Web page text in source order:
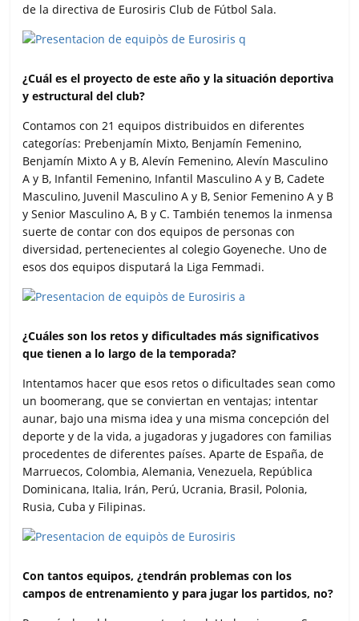
de la directiva de Eurosiris Club de Fútbol Sala.
¿Cuál es el proyecto de este año y la situación deportiva
y estructural del club?
Contamos con 21 equipos distribuidos en diferentes
categorías: Prebenjamín Mixto, Benjamín Femenino,
Benjamín Mixto A y B, Alevín Femenino, Alevín Masculino
A y B, Infantil Femenino, Infantil Masculino A y B, Cadete
Masculino, Juvenil Masculino A y B, Senior Femenino A y B
y Senior Masculino A, B y C. También tenemos la inmensa
suerte de contar con dos equipos de personas con
diversidad, pertenecientes al colegio Goyeneche. Uno de
esos dos equipos disputará la Liga Femmadi.
¿Cuáles son los retos y dificultades más significativos
que tienen a lo largo de la temporada?
Intentamos hacer que esos retos o dificultades sean como
un boomerang, que se conviertan en ventajas; intentar
aunar, bajo una misma idea y una misma concepción del
deporte y de la vida, a jugadoras y jugadores con familias
procedentes de diferentes países. Aparte de España, de
Marruecos, Colombia, Alemania, Venezuela, República
Dominicana, Italia, Irán, Perú, Ucrania, Brasil, Polonia,
Rusia, Cuba y Filipinas.
Con tantos equipos, ¿tendrán problemas con los
campos de entrenamiento y para jugar los partidos, no?